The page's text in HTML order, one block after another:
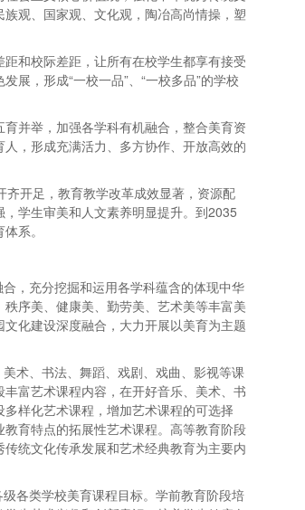
观、国家观、文化观，陶冶高尚情操，塑
和校际差距，让所有在校学生都享有接受
展，形成“一校一品”、“一校多品”的学校
并举，加强各学科有机融合，整合美育资
，形成充满活力、多方协作、开放高效的
开足，教育教学改革成效显著，资源配
学生审美和人文素养明显提升。到2035
系。
，充分挖掘和运用各学科蕴含的体现中华
序美、健康美、勤劳美、艺术美等丰富美
化建设深度融合，大力开展以美育为主题
术、书法、舞蹈、戏剧、戏曲、影视等课
富艺术课程内容，在开好音乐、美术、书
样化艺术课程，增加艺术课程的可选择
育特点的拓展性艺术课程。高等教育阶段
统文化传承发展和艺术经典教育为主要内
各类学校美育课程目标。学前教育阶段培